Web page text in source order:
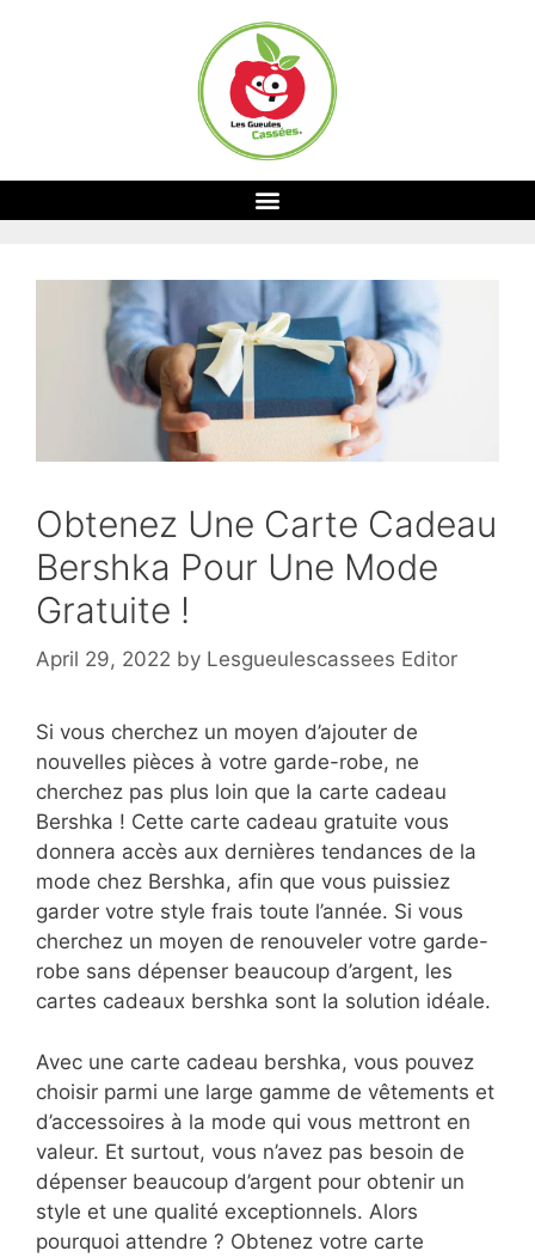
Obtenez Une Carte Cadeau
Bershka Pour Une Mode
Gratuite !
April 29, 2022 by Lesgueulescassees Editor
Si vous cherchez un moyen d’ajouter de
nouvelles pièces à votre garde-robe, ne
cherchez pas plus loin que la carte cadeau
Bershka ! Cette carte cadeau gratuite vous
donnera accès aux dernières tendances de la
mode chez Bershka, afin que vous puissiez
garder votre style frais toute l’année. Si vous
cherchez un moyen de renouveler votre garde-
robe sans dépenser beaucoup d’argent, les
cartes cadeaux bershka sont la solution idéale.
Avec une carte cadeau bershka, vous pouvez
choisir parmi une large gamme de vêtements et
d’accessoires à la mode qui vous mettront en
valeur. Et surtout, vous n’avez pas besoin de
dépenser beaucoup d’argent pour obtenir un
style et une qualité exceptionnels. Alors
pourquoi attendre ? Obtenez votre carte